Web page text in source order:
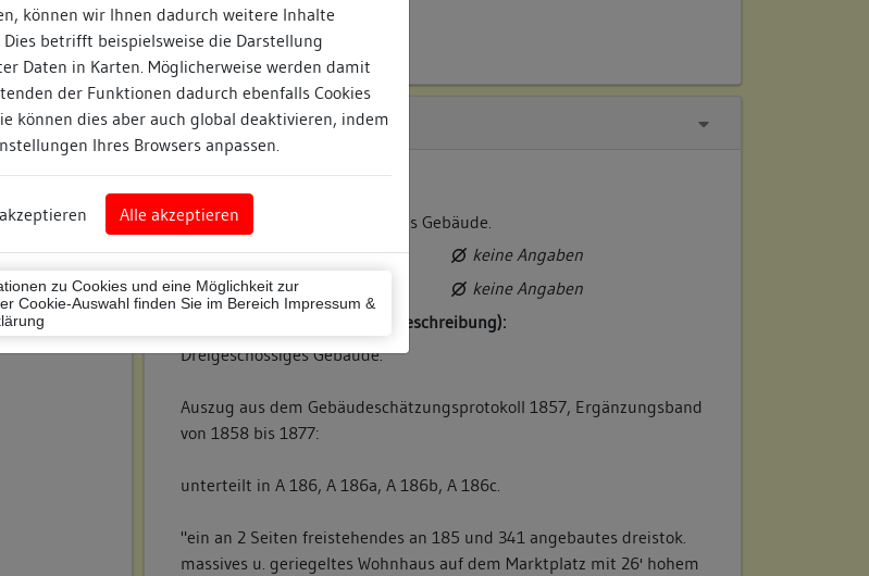
können wir Ihnen dadurch weitere Inhalte
betrifft beispielsweise die Darstellung
Daten in Karten. Möglicherweise werden damit
der Funktionen dadurch ebenfalls Cookies
können dies aber auch global deaktivieren, indem
Ihres Browsers anpassen.
Alle akzeptieren
zu Cookies und eine Möglichkeit zur
Cookie-Auswahl finden Sie im Bereich Impressum &
Kurzbeschreibung
Beschreibung
Umgebung, Lage:
Zur Langestraße traufständiges Gebäude.
Lagedetail:
keine Angaben
Bauwerkstyp:
keine Angaben
Baukörper/Objektform (Kurzbeschreibung):
Dreigeschossiges Gebäude.
Auszug aus dem Gebäudeschätzungsprotokoll 1857, Ergänzungsband
von 1858 bis 1877:
unterteilt in A 186, A 186a, A 186b, A 186c.
"ein an 2 Seiten freistehendes an 185 und 341 angebautes dreistok.
massives u. geriegeltes Wohnhaus auf dem Marktplatz mit 26' hohem